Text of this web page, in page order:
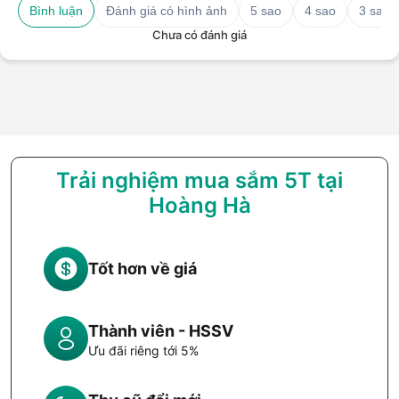
Bình luận Đánh giá có hình ảnh 5 sao 4 sao
3 sao
Chưa có đánh giá
Trải nghiệm mua sắm 5T tại
Hoàng Hà
Tốt hơn về giá
Thành viên - HSSV
Ưu đãi riêng tới 5%